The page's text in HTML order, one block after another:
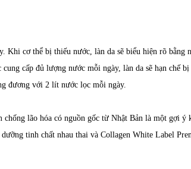
Khi cơ thể bị thiếu nước, làn da sẽ biểu hiện rõ bằng
cấp đủ lượng nước mỗi ngày, làn da sẽ hạn chế bị
đương với 2 lít nước lọc mỗi ngày.
chống lão hóa có nguồn gốc từ Nhật Bản là một gợi ý
tinh chất nhau thai và Collagen White Label